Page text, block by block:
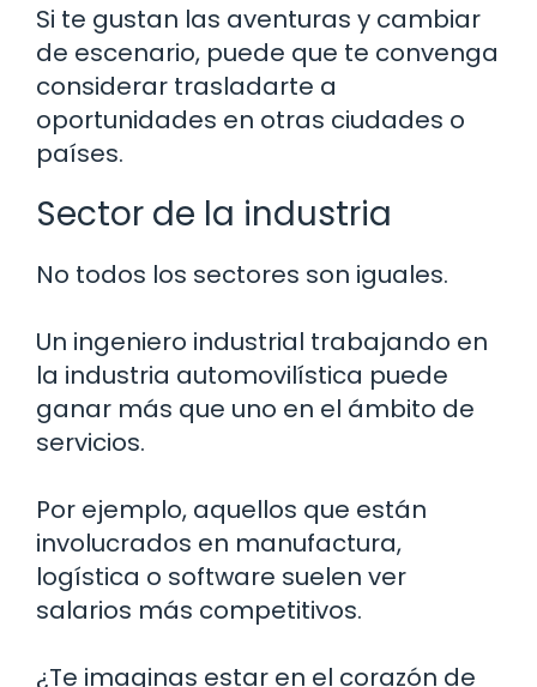
Si te gustan las aventuras y cambiar
de escenario, puede que te convenga
considerar trasladarte a
oportunidades en otras ciudades o
países.
Sector de la industria
No todos los sectores son iguales.
Un ingeniero industrial trabajando en
la industria automovilística puede
ganar más que uno en el ámbito de
servicios.
Por ejemplo, aquellos que están
involucrados en manufactura,
logística o software suelen ver
salarios más competitivos.
¿Te imaginas estar en el corazón de